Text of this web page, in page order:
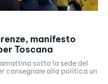
manifesto
Toscana
sotto la sede del
consegnare alla politica un